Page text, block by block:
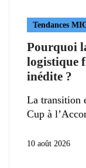
Tendances
Pourquoi
logistique
inédite ?
La transition
Cup à
10 août 2026